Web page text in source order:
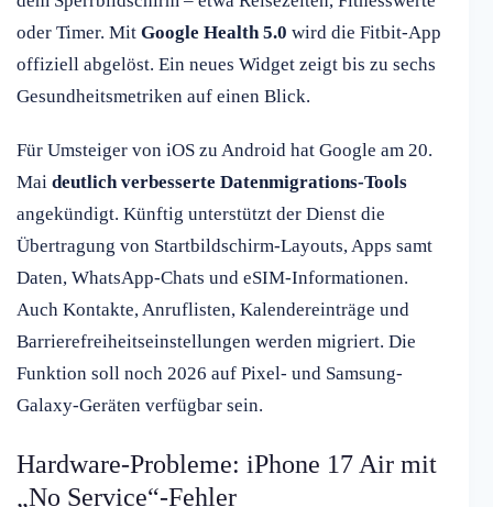
oder Timer. Mit Google Health 5.0 wird die Fitbit-App
offiziell abgelöst. Ein neues Widget zeigt bis zu sechs
Gesundheitsmetriken auf einen Blick.
Für Umsteiger von iOS zu Android hat Google am 20.
Mai deutlich verbesserte Datenmigrations-Tools
angekündigt. Künftig unterstützt der Dienst die
Übertragung von Startbildschirm-Layouts, Apps samt
Daten, WhatsApp-Chats und eSIM-Informationen.
Auch Kontakte, Anruflisten, Kalendereinträge und
Barrierefreiheitseinstellungen werden migriert. Die
Funktion soll noch 2026 auf Pixel- und Samsung-
Galaxy-Geräten verfügbar sein.
Hardware-Probleme: iPhone 17 Air mit
„No Service“-Fehler